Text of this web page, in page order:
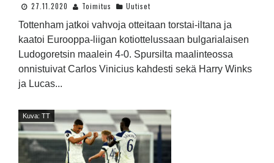
27.11.2020 Toimitus Uutiset
Tottenham jatkoi vahvoja otteitaan torstai-iltana ja
kaatoi Eurooppa-liigan kotiottelussaan bulgarialaisen
Ludogoretsin maalein 4-0. Spursilta maalinteossa
onnistuivat Carlos Vinicius kahdesti sekä Harry Winks
ja Lucas...
Kuva: TT